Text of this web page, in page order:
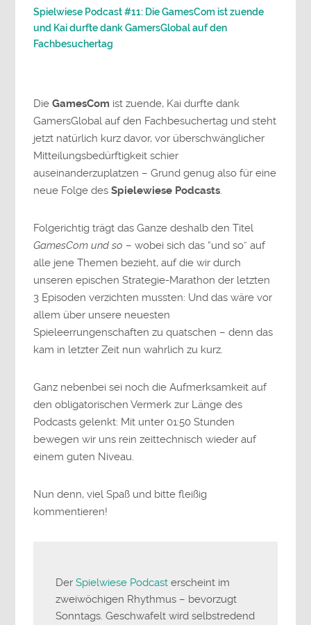
Spielwiese Podcast #11: Die GamesCom ist zuende
und Kai durfte dank GamersGlobal auf den
Fachbesuchertag
DieGamesCom ist zuende, Kai durfte dank
GamersGlobal auf den Fachbesuchertag und steht
jetzt natürlich kurz davor, vor überschwänglicher
Mitteilungsbedürftigkeit schier
auseinanderzuplatzen – Grund genug also für eine
neue Folge desSpielewiese Podcasts
Folgerichtig trägt das Ganze deshalb den Titel
GamesCom und so – wobei sich das “und so” auf
alle jene Themen bezieht, auf die wir durch
unseren epischen Strategie-Marathon der letzten
3 Episoden verzichten mussten: Und das wäre vor
allem über unsere neuesten
Spieleerrungenschaften zu quatschen – denn das
kam in letzter Zeit nun wahrlich zu kurz.
Ganz nebenbei sei noch die Aufmerksamkeit auf
den obligatorischen Vermerk zur Länge des
Podcasts gelenkt: Mit unter 01:50 Stunden
bewegen wir uns rein zeittechnisch wieder auf
einem guten Niveau.
Nun denn, viel Spaß und bitte fleißig
kommentieren!
DerSpielwiese Podcast erscheint im
zweiwöchigen Rhythmus – bevorzugt
Sonntags. Geschwafelt wird selbstredend